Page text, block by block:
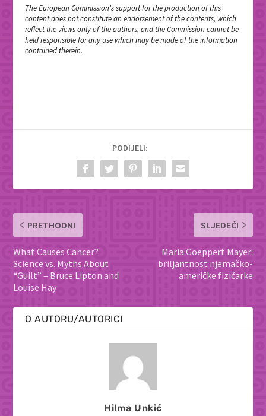
The European Commission's support for the production of this
content does not constitute an endorsement of the contents, which
reflect the views only of the authors, and the Commission cannot be
held responsible for any use which may be made of the information
contained therein.
PODIJELI:
PRETHODNI
What Causes Cancer?
Science vs. Myths About
“Guilt” – Bruce Lipton and
Louise Hay
SLJEDEĆI
Maria Goeppert Mayer:
briljantnost njemačko-
američke fizičarke
O AUTORU/AUTORICI
Hilma Unkić